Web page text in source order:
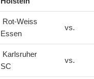
Rot-Weiss
Essen
vs.
Karlsruher
SC
vs.